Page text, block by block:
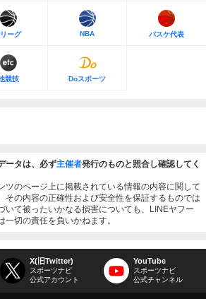
ーグ NBA バスケ代表
競技 Doスポーツ
ータは、必ず主催者発行のものと照合し確認してく
ツのページ上に掲載されている情報の内容に関して
その内容の正確性および安全性を保証するものでは
いて被ったいかなる損害についても、LINEヤフー
切の責任を負いかねます。
X(旧Twitter)
スポーツナビ
公式アカウント
YouTube
スポーツナビ
公式チャンネル